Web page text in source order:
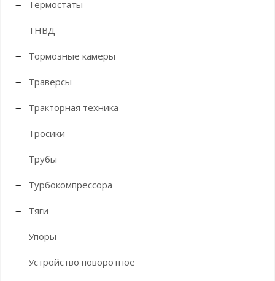
Термостаты
ТНВД
Тормозные камеры
Траверсы
Тракторная техника
Тросики
Трубы
Турбокомпрессора
Тяги
Упоры
Устройство поворотное